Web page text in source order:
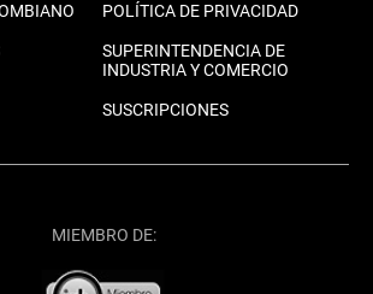
POLÍTICA DE PRIVACIDAD
SUPERINTENDENCIA DE
INDUSTRIA Y COMERCIO
SUSCRIPCIONES
MIEMBRO DE: